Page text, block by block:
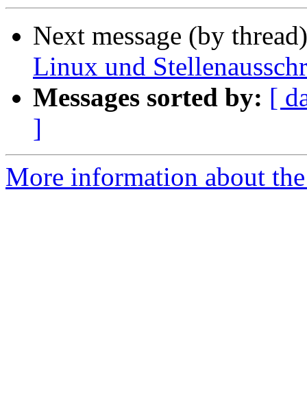
Next message (by
Linux und
Messages sorted by: [
]
More information about